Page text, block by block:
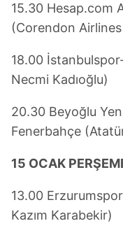
15.30 Hesap.com
(Corendon
18.00
Necmi Kadıoğlu)
20.30 Beyoğlu
Fenerbahçe
15 OCAK
13.00
Kazım Karabekir)